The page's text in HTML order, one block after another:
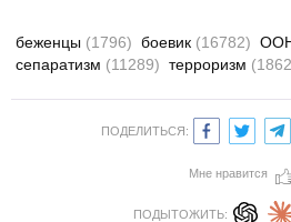
беженцы (1796) боевик (16782)
сепаратизм (11289) терроризм
ПОДЕЛИТЬСЯ:
Мне нравится
ПОДЫТОЖИТЬ: